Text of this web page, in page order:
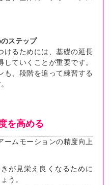
ステップ
けるためには、基礎の延長
ていくことが重要です。
も、段階を追って練習する
を高める
ームモーションの精度向上
が見栄え良くなるために
う。